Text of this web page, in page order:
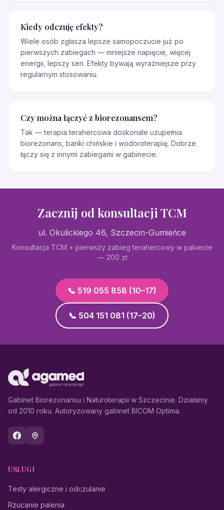
Kiedy odczuję efekty?
Wiele osób zgłasza lepsze samopoczucie już po
pierwszych zabiegach — mniejsze napięcie, więcej
energii, lepszy sen. Efekty bywają wyraźniejsze przy
regularnym stosowaniu.
Czy można łączyć z biorezonansem?
Tak — terapia terahercowa doskonale uzupełnia
biorezonans, banki chińskie i wodoroterapię. Dobrze
łączy się z innymi zabiegami w gabinecie.
Zacznij od konsultacji TCM
ul. Okulickiego 46, Szczecin-Gumieńce
Konsultacja TCM + pierwszy zabieg terahercowy w pakiecie
— 200 zł
📞 519 055 858 (10–17)
📞 504 151 081 (17–20)
Gabinet Biorezonansu i Naturoterapii w Szczecinie. Działamy
od 2010 roku. Autoryzowany gabinet BICOM Optima.
USŁUGI
Testy alergiczne i odczulanie
Rzucanie palenia